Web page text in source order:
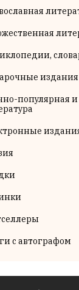
издания
популярная и
с автографом